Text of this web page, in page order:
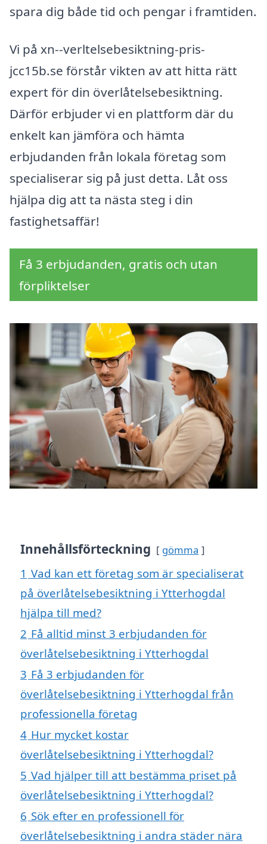
spara dig både tid och pengar i framtiden.
Vi på xn--verltelsebesiktning-pris-
jcc15b.se förstår vikten av att hitta rätt
expert för din överlåtelsebesiktning.
Därför erbjuder vi en plattform där du
enkelt kan jämföra och hämta
erbjudanden från lokala företag som
specialiserar sig på just detta. Låt oss
hjälpa dig att ta nästa steg i din
fastighetsaffär!
Få 3 erbjudanden, gratis och utan
förpliktelser
Innehållsförteckning gömma
1 Vad kan ett företag som är specialiserat
på överlåtelsebesiktning i Ytterhogdal
hjälpa till med?
2 Få alltid minst 3 erbjudanden för
överlåtelsebesiktning i Ytterhogdal
3 Få 3 erbjudanden för
överlåtelsebesiktning i Ytterhogdal från
professionella företag
4 Hur mycket kostar
överlåtelsebesiktning i Ytterhogdal?
5 Vad hjälper till att bestämma priset på
överlåtelsebesiktning i Ytterhogdal?
6 Sök efter en professionell för
överlåtelsebesiktning i andra städer nära